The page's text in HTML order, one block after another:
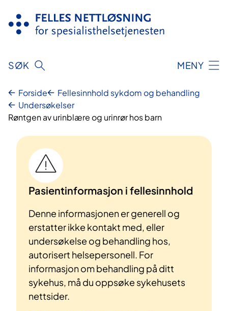
innhold
SØK MENY
Forside
Fellesinnhold sykdom og behandling
Undersøkelser
Røntgen av urinblære og urinrør hos barn
Pasientinformasjon i fellesinnhold
Denne informasjonen er generell og
erstatter ikke kontakt med, eller
undersøkelse og behandling hos,
autorisert helsepersonell. For
informasjon om behandling på ditt
sykehus, må du oppsøke sykehusets
nettsider.